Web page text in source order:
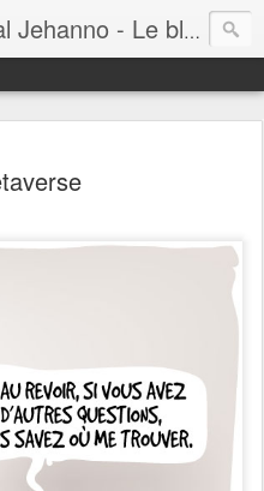
Le blog des bits - Pascal Jehanno - Le blog BD informatique